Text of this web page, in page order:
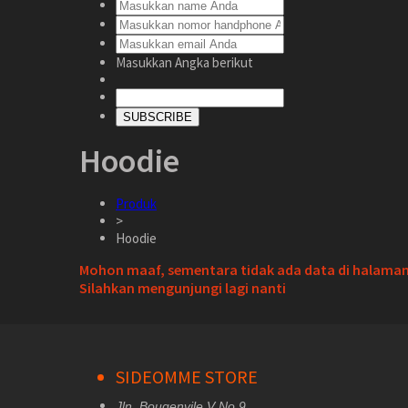
Masukkan Angka berikut
SUBSCRIBE
Hoodie
Produk
>
Hoodie
Mohon maaf, sementara tidak ada data di
Silahkan mengunjungi lagi nanti
SIDEOMME STORE